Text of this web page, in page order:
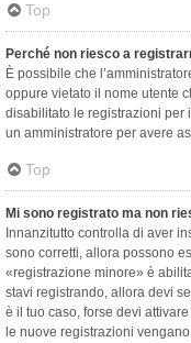
Top
Perché non riesco a
È possibile che
oppure vietato il nome utente
disabilitato le registrazioni per
un amministratore per avere
Top
Mi sono registrato ma non
Innanzitutto controlla di aver
sono corretti, allora possono
«registrazione minore» è
stavi registrando, allora devi
è il tuo caso, forse devi
le nuove registrazioni